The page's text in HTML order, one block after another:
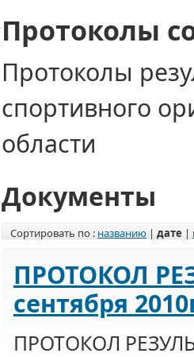
Протоколы
Протоколы
спортивного
области
Документы
Сортировать по : названию| дате |
ПРОТОКОЛ
сентября
ПРОТОКОЛ